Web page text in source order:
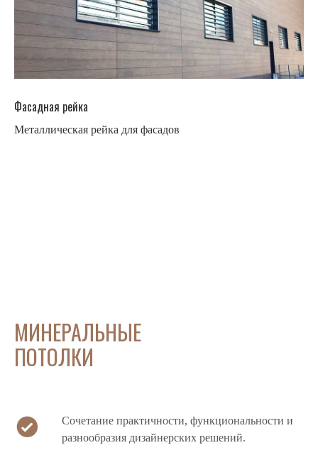
Фасадная рейка
Металлическая рейка для фасадов
МИНЕРАЛЬНЫЕ
ПОТОЛКИ
Сочетание практичности, функциональности и
разнообразия дизайнерских решений.